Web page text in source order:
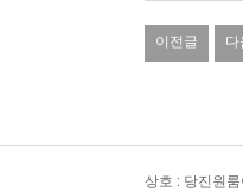
이전글 다
상호 : 당진원